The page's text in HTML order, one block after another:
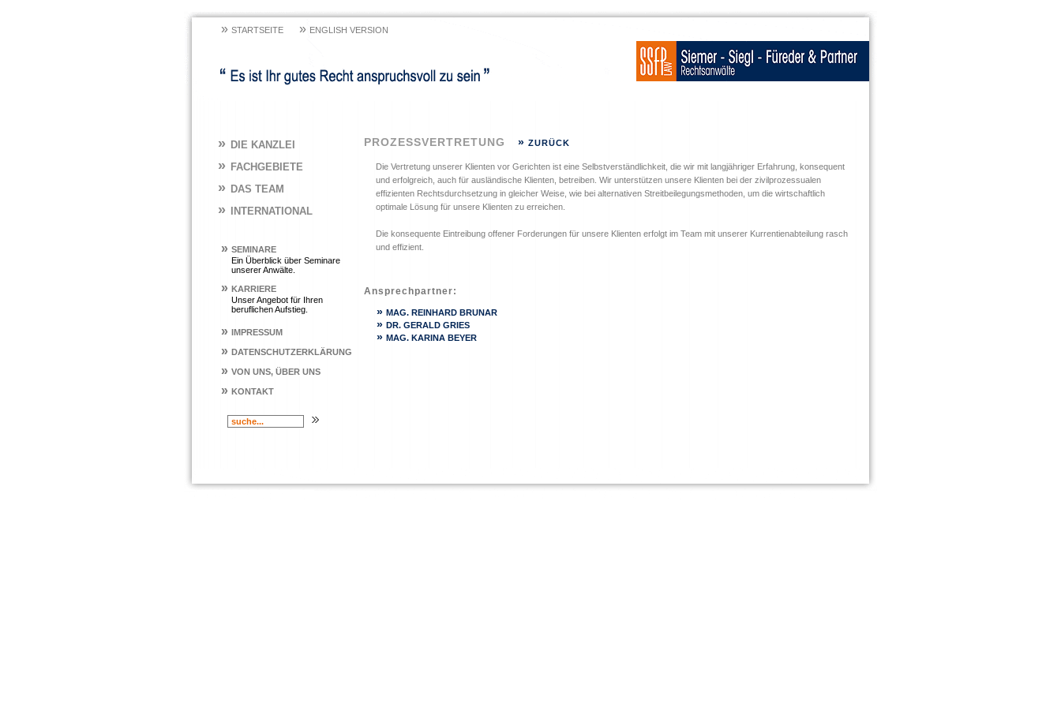
» STARTSEITE » ENGLISH VERSION
PROZESSVERTRETUNG » ZURÜCK
Die Vertretung unserer Klienten vor Gerichten ist eine Selbstverständlichkeit, die wir mit langjähriger Erfahrung, konsequent
und erfolgreich, auch für ausländische Klienten, betreiben. Wir unterstützen unsere Klienten bei der zivilprozessualen
effizienten Rechtsdurchsetzung in gleicher Weise, wie bei alternativen Streitbeilegungsmethoden, um die wirtschaftlich
optimale Lösung für unsere Klienten zu erreichen.
Die konsequente Eintreibung offener Forderungen für unsere Klienten erfolgt im Team mit unserer Kurrentienabteilung rasch
und effizient.
Ansprechpartner:
» MAG. REINHARD BRUNAR
» DR. GERALD GRIES
» MAG. KARINA BEYER
» DIE KANZLEI
» FACHGEBIETE
» DAS TEAM
» INTERNATIONAL
» SEMINARE
Ein Überblick über Seminare
unserer Anwälte.
» KARRIERE
Unser Angebot für Ihren
beruflichen Aufstieg.
» IMPRESSUM
» DATENSCHUTZERKLÄRUNG
» VON UNS, ÜBER UNS
» KONTAKT